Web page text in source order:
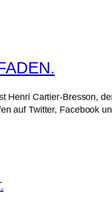
Cartier-Bresson,
auf Twitter, Facebook